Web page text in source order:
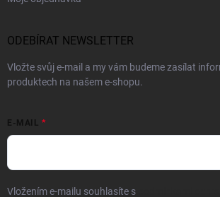
ODEBÍRAT NEWSLETTER
Vložte svůj e-mail a my vám budeme zasílat
produktech na našem e-shopu.
E-MAIL
Vložením e-mailu souhlasíte s